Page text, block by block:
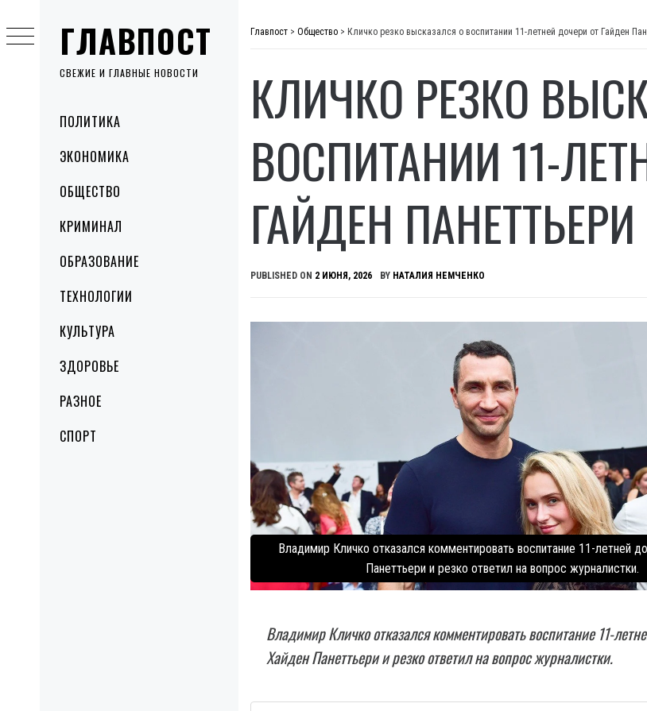
ГЛАВПОСТ
СВЕЖИЕ И ГЛАВНЫЕ НОВОСТИ
MenuПОЛИТИКА
ЭКОНОМИКА
ОБЩЕСТВО
КРИМИНАЛ
ОБРАЗОВАНИЕ
ТЕХНОЛОГИИ
КУЛЬТУРА
ЗДОРОВЬЕ
РАЗНОЕ
СПОРТ
to
content
Главпост > Общество > Кличко резко высказался о воспитании 11-летней дочери от Гайден
КЛИЧКО РЕЗКО
ВОСПИТАНИИ 11-
ГАЙДЕН ПАНЕТТЬЕРИ
PUBLISHED ON 2 ИЮНЯ, 2026 BY НАТАЛИЯ НЕМЧЕНКО
Владимир Кличко отказался комментировать воспитание 11-летней
Панеттьери и резко ответил на вопрос журналистки.
Владимир Кличко отказался комментировать воспитание 11-
Хайден Панеттьери и резко ответил на вопрос журналистки.